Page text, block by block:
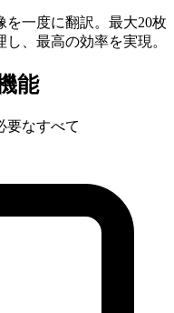
一度に翻訳。最大20枚
、最高の効率を実現。
能
要なすべて